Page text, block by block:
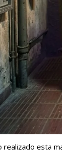
esta